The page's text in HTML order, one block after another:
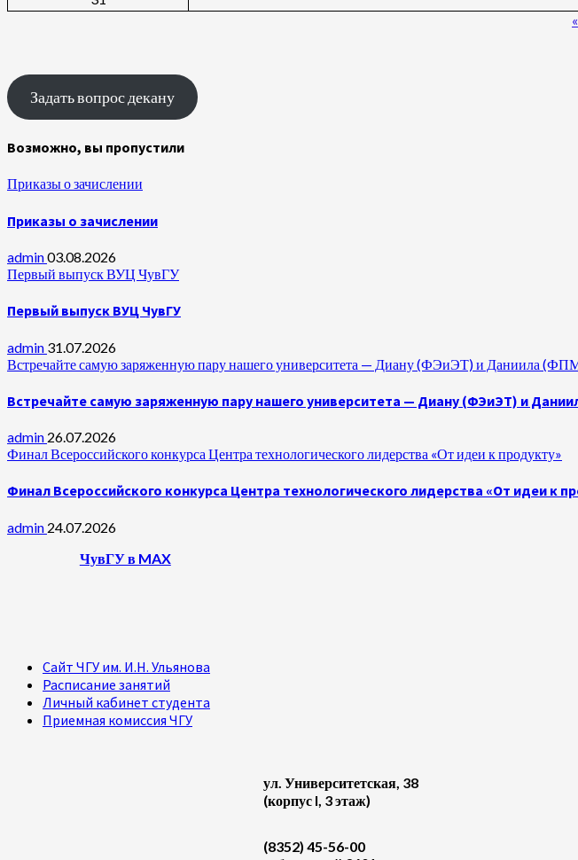
Задать вопрос декану
Возможно, вы пропустили
Приказы о зачислении
Приказы о зачислении
admin03.08.2026
Первый выпуск ВУЦ ЧувГУ
Первый выпуск ВУЦ ЧувГУ
admin 31.07.2026
Встречайте самую заряженную пару нашего университета — Диану (ФЭиЭТ) и Даниила
Встречайте самую заряженную пару нашего университета — Диану (ФЭиЭТ) и
admin 26.07.2026
Финал Всероссийского конкурса Центра технологического лидерства «От идеи к продукту»
Финал Всероссийского конкурса Центра технологического лидерства «От идеи к
admin 24.07.2026
ЧувГУ в MAX
Сайт ЧГУ им. И.Н. Ульянова
Расписание занятий
Личный кабинет студента
Приемная комиссия ЧГУ
ул. Университетская, 38
(корпус I, 3 этаж)
(8352) 45-56-00